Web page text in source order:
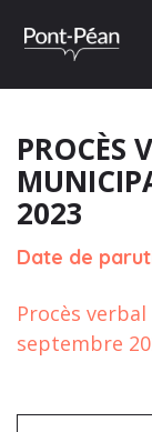
PROCÈS
2023
Date de
Procès
septembre